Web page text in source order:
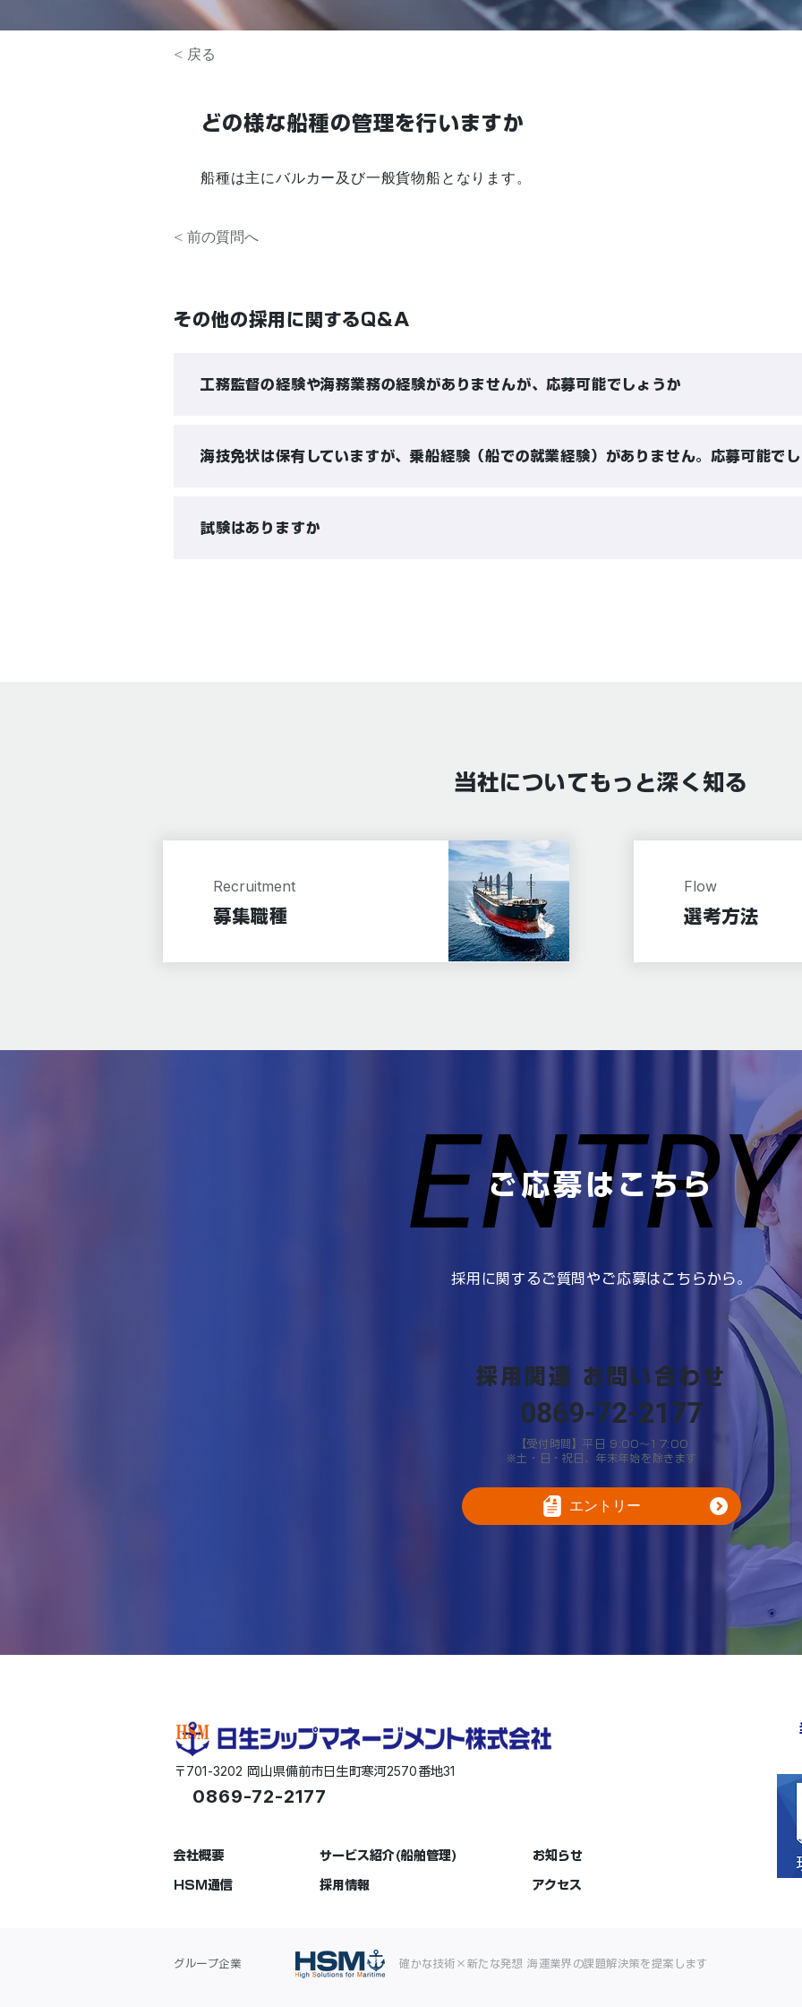
< 戻る
どの様な船種の管理を行いますか
船種は主にバルカー及び一般貨物船となります。
< 前の質問へ
その他の採用に関するQ&A
工務監督の経験や海務業務の経験がありませんが、応募可能でしょうか
海技免状は保有していますが、乗船経験（船での就業経験）がありません。応募可能で
試験はありますか
当社についてもっと深く知る
Recruitment
募集職種
Flow
​選考方法
ご応募はこちら
採用に関するご質問やご応募はこちらから。
採用関連 お問い合わせ
0869-72-2177
【受付時間】平日 9:00～17:00
※土・日・祝日、年末年始を除きます
エントリー
〒 701-3202 岡山県備前市日生町寒河 2570 番地31
0869-72-2177
会社概要
HSM通信
サービス紹介(船舶管理)
採用情報
お知らせ
アクセス
グループ企業 確かな技術×新たな発想 海運業界の課題解決策を提案します